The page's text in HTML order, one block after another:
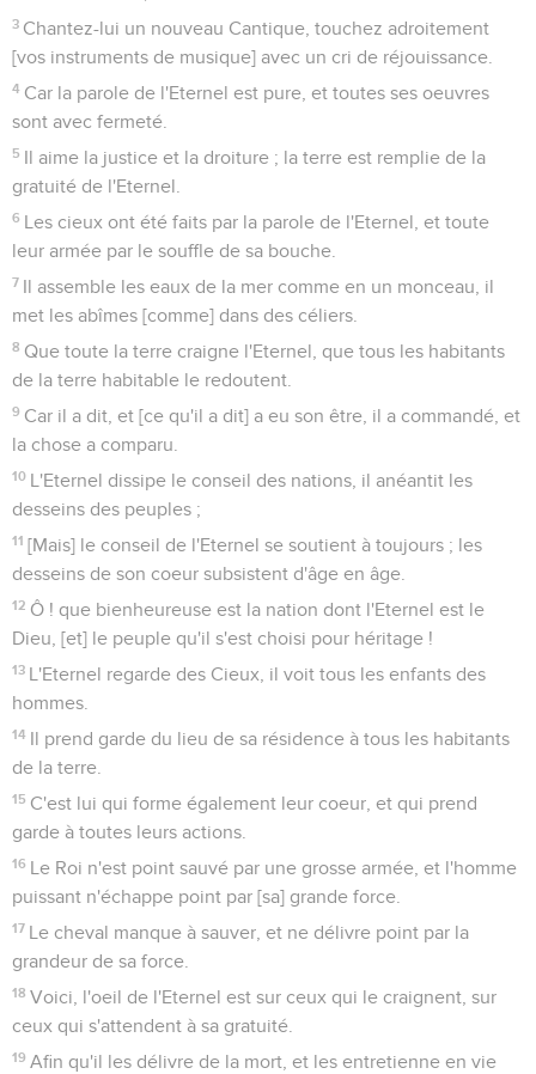
3 Chantez-lui un nouveau Cantique, touchez adroitement
[vos instruments de musique] avec un cri de réjouissance.
4 Car la parole de l'Eternel est pure, et toutes ses oeuvres
sont avec fermeté.
5 Il aime la justice et la droiture ; la terre est remplie de la
gratuité de l'Eternel.
6 Les cieux ont été faits par la parole de l'Eternel, et toute
leur armée par le souffle de sa bouche.
7 Il assemble les eaux de la mer comme en un monceau, il
met les abîmes [comme] dans des céliers.
8 Que toute la terre craigne l'Eternel, que tous les habitants
de la terre habitable le redoutent.
9 Car il a dit, et [ce qu'il a dit] a eu son être, il a commandé, et
la chose a comparu.
10 L'Eternel dissipe le conseil des nations, il anéantit les
desseins des peuples ;
11 [Mais] le conseil de l'Eternel se soutient à toujours ; les
desseins de son coeur subsistent d'âge en âge.
12 Ô ! que bienheureuse est la nation dont l'Eternel est le
Dieu, [et] le peuple qu'il s'est choisi pour héritage !
13 L'Eternel regarde des Cieux, il voit tous les enfants des
hommes.
14 Il prend garde du lieu de sa résidence à tous les habitants
de la terre.
15 C'est lui qui forme également leur coeur, et qui prend
garde à toutes leurs actions.
16 Le Roi n'est point sauvé par une grosse armée, et l'homme
puissant n'échappe point par [sa] grande force.
17 Le cheval manque à sauver, et ne délivre point par la
grandeur de sa force.
18 Voici, l'oeil de l'Eternel est sur ceux qui le craignent, sur
ceux qui s'attendent à sa gratuité.
19 Afin qu'il les délivre de la mort, et les entretienne en vie